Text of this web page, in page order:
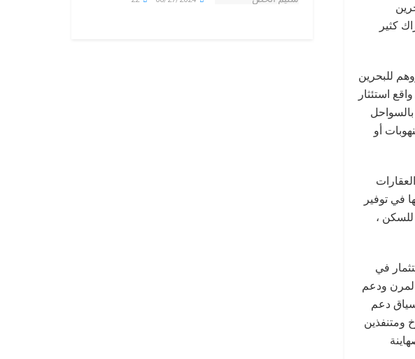
كثير
للبحرين
استئثار
أو
في توفير
للسكن ،
في
ودعم
دعم
ومتنفذين